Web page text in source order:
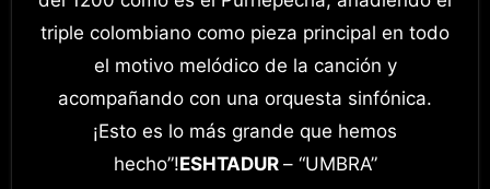
triple colombiano como pieza principal en todo
el motivo melódico de la canción y
acompañando con una orquesta sinfónica.
¡Esto es lo más grande que hemos
hecho”!ESHTADUR – “UMBRA”